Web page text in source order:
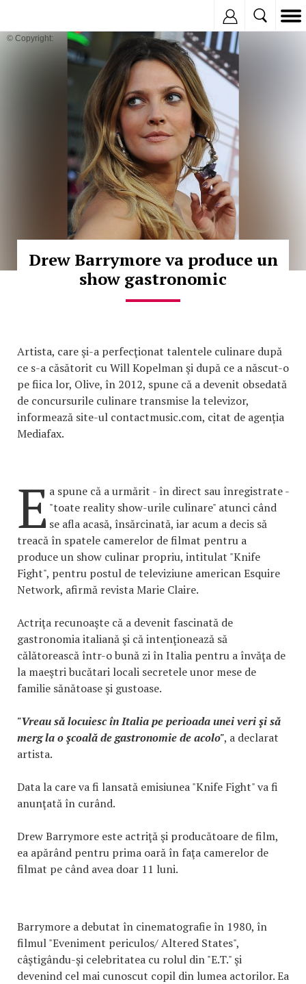
© Copyright:
Drew Barrymore va produce un
show gastronomic
Artista, care şi-a perfecţionat talentele culinare după
ce s-a căsătorit cu Will Kopelman şi după ce a născut-o
pe fiica lor, Olive, în 2012, spune că a devenit obsedată
de concursurile culinare transmise la televizor,
informează site-ul contactmusic.com, citat de agenția
Mediafax.
E a spune că a urmărit - în direct sau înregistrate -
"toate reality show-urile culinare" atunci când
se afla acasă, însărcinată, iar acum a decis să
treacă în spatele camerelor de filmat pentru a
produce un show culinar propriu, intitulat "Knife
Fight", pentru postul de televiziune american Esquire
Network, afirmă revista Marie Claire.
Actriţa recunoaşte că a devenit fascinată de
gastronomia italiană şi că intenţionează să
călătorească într-o bună zi în Italia pentru a învăţa de
la maeştri bucătari locali secretele unor mese de
familie sănătoase şi gustoase.
"Vreau să locuiesc în Italia pe perioada unei veri şi să
merg la o şcoală de gastronomie de acolo", a declarat
artista.
Data la care va fi lansată emisiunea "Knife Fight" va fi
anunţată în curând.
Drew Barrymore este actriţă şi producătoare de film,
ea apărând pentru prima oară în faţa camerelor de
filmat pe când avea doar 11 luni.
Barrymore a debutat în cinematografie în 1980, în
filmul "Eveniment periculos/ Altered States",
câştigându-şi celebritatea cu rolul din "E.T." şi
devenind cel mai cunoscut copil din lumea actorilor. Ea